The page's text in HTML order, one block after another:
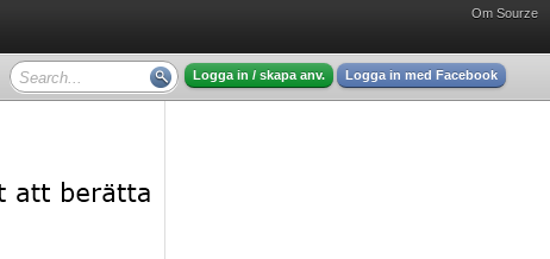
Om Sourze
Logga in / skapa anv. Logga in med Facebook